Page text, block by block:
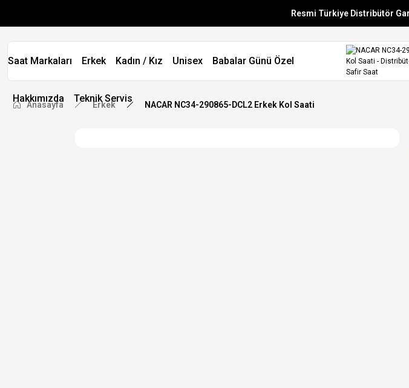
Resmi Türkiye Distribütör
Vade
Aynı Gün
Saat Markaları Erkek Kadın / Kız Unisex Babalar Günü Özel
Hakkımızda Teknik Servis
Anasayfa Erkek NACAR NC34-290865-DCL2 Erkek Kol Saati